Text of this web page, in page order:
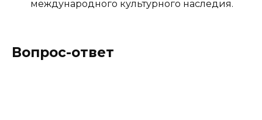
международного культурного наследия.
Вопрос-ответ